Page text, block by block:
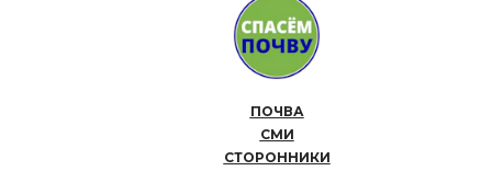
ПОЧВА
СМИ
СТОРОННИКИ